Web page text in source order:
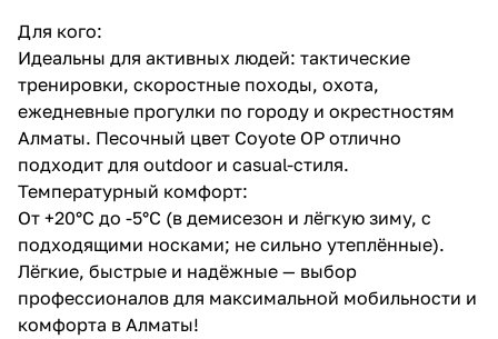
Для кого:
Идеальны для активных людей: тактические
тренировки, скоростные походы, охота,
ежедневные прогулки по городу и окрестностям
Алматы. Песочный цвет Coyote OP отлично
подходит для outdoor и casual-стиля.
Температурный комфорт:
От +20°C до -5°C (в демисезон и лёгкую зиму, с
подходящими носками; не сильно утеплённые).
Лёгкие, быстрые и надёжные — выбор
профессионалов для максимальной мобильности и
комфорта в Алматы!